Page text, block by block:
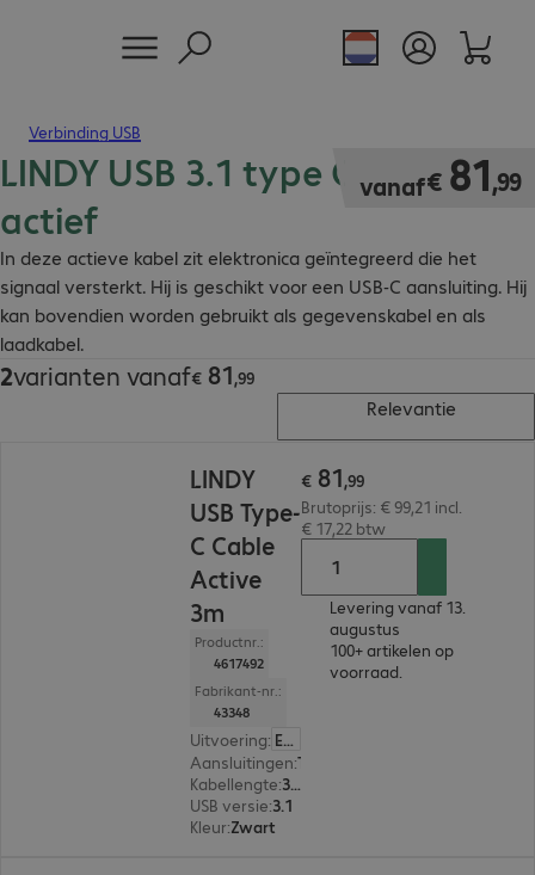
Verbinding USB
LINDY USB 3.1 type C kabel
actief
In deze actieve kabel zit elektronica geïntegreerd die het
signaal versterkt. Hij is geschikt voor een USB-C aansluiting. Hij
kan bovendien worden gebruikt als gegevenskabel en als
laadkabel.
vanaf€ 81,99
€ 81,99
2varianten vanaf€ 81,99
€ 81,99
Relevantie
LINDY
USB Type-
C Cable
Active
3m
Productnr.:
4617492
Fabrikant-nr.:
43348
Uitvoering: Europa
Aansluitingen:
Kabellengte: 3 m
USB versie:3.1
Kleur:Zwart
€ 81,99
Brutoprijs: € 99,21 incl.
€ 17,22 btw
Levering vanaf 13.
augustus
100+ artikelen op
voorraad.